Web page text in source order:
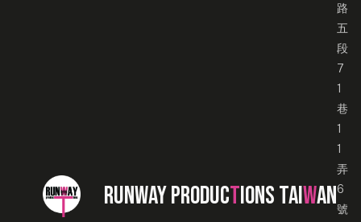
RUNWAY PRODUCTIONS TAIWAN
路
五
段
7
1
巷
1
1
弄
6
號